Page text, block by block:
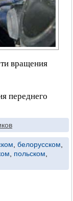
вращения
переднего
белорусском
польском